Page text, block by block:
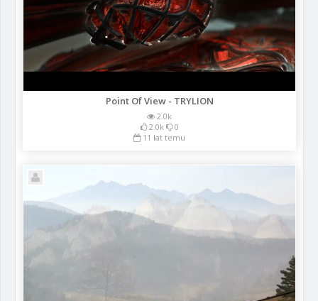
Point Of View - TRYLION
2.0k
2.0k
0
11 lat temu